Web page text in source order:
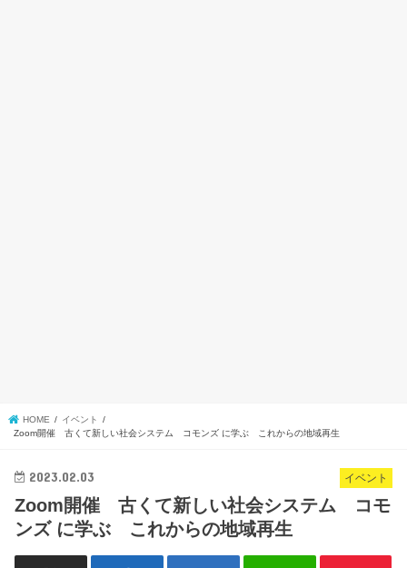
HOME
イベント
Zoom開催 古くて新しい社会システム コモンズ に学ぶ これからの地域再生
イベント
2023.02.03
Zoom開催 古くて新しい社会システム コモ
ンズ に学ぶ これからの地域再生